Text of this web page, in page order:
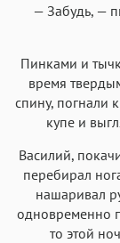
— Забудь, —
Пинками и
время
спину, погнали
купе и
Василий,
перебирал
нашаривал
одновременно
то этой